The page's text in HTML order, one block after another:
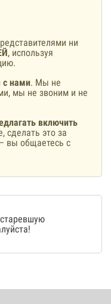
ни
, используя
с нами. Мы не
мы не звоним и не
включить
сделать это за
вы общаетесь с